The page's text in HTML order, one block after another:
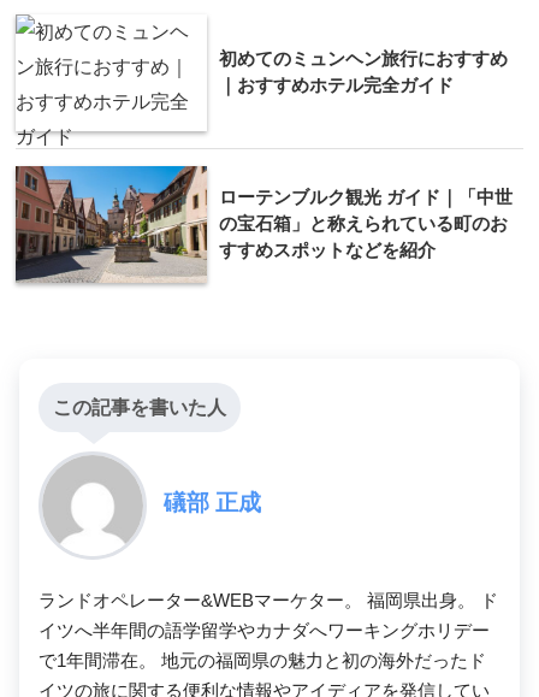
初めてのミュンヘン旅行におすすめ
｜おすすめホテル完全ガイド
ローテンブルク観光 ガイド｜「中世
の宝石箱」と称えられている町のお
すすめスポットなどを紹介
この記事を書いた人
礒部 正成
ランドオペレーター&WEBマーケター。 福岡県出身。 ド
イツへ半年間の語学留学やカナダへワーキングホリデー
で1年間滞在。 地元の福岡県の魅力と初の海外だったド
イツの旅に関する便利な情報やアイディアを発信してい